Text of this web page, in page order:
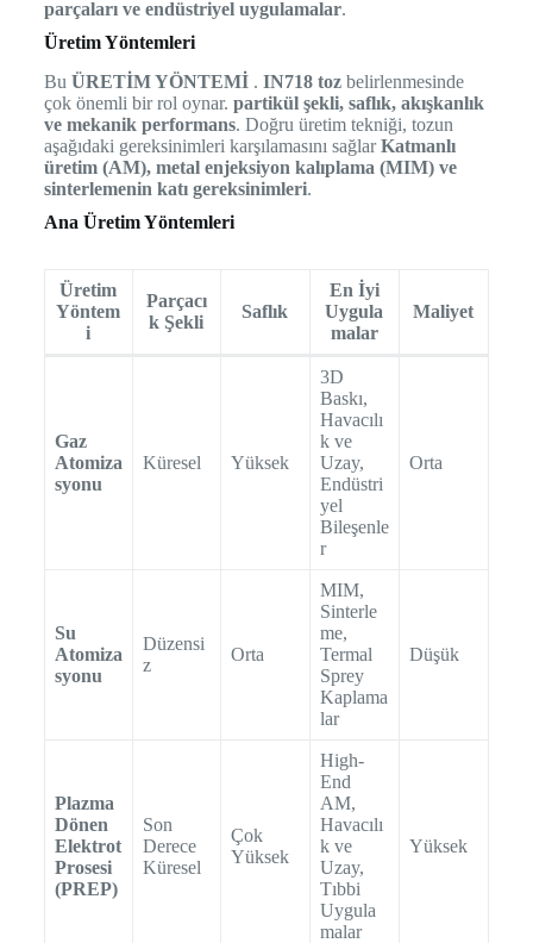
parçaları ve endüstriyel uygulamalar.
Üretim Yöntemleri
Bu ÜRETİM YÖNTEMİ. IN718 tozbelirlenmesinde
çok önemli bir rol oynar. partikül şekli, saflık, akışkanlık
ve mekanik performans. Doğru üretim tekniği, tozun
aşağıdaki gereksinimleri karşılamasını sağlarKatmanlı
üretim (AM), metal enjeksiyon kalıplama (MIM) ve
sinterlemenin katı gereksinimleri.
Ana Üretim Yöntemleri
Üretim
Yöntem
i
Parçacı
k Şekli
Saflık
En İyi
Uygula
malar
Maliyet
Gaz
Atomiza
syonu
Küresel Yüksek
3D
Baskı,
Havacılı
k ve
Uzay,
Endüstri
yel
Bileşenle
r
Orta
Su
Atomiza
syonu
Düzensi
z
Orta
MIM,
Sinterle
me,
Termal
Sprey
Kaplama
lar
Düşük
Plazma
Dönen
Elektrot
Prosesi
(PREP)
Son
Derece
Küresel
Çok
Yüksek
High-
End
AM,
Havacılı
k ve
Uzay,
Tıbbi
Uygula
malar
Yüksek